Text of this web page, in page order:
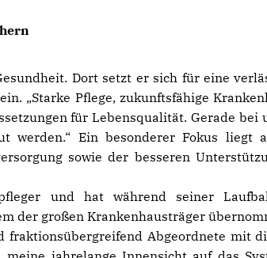
Dort setzt er sich für eine
„Starke Pflege, zukunftsfähige
für Lebensqualität. Gerade bei
werden.“ Ein besonderer Fokus liegt
sowie der besseren
und hat während seiner
der großen Krankenhausträger
fraktionsübergreifend Abgeordnete mit